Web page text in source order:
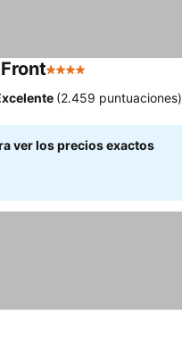
4 Estrellas
(2.459 puntuaciones)
ver los precios exactos